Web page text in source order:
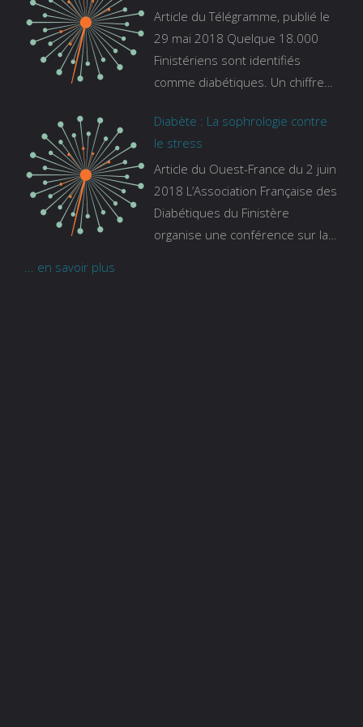
Sophrologie
et
Sylvothérapie
Dimanche
27
Février »
ons/les-experts/breizh-izel/vos-
questions-sur-le-sommeil
Article du Télégramme, publié le
29 mai 2018 Quelque 18.000
Finistériens sont identifiés
comme diabétiques. Un chiffre
tous ceux qui s’ignorent. « C’est
une pathologie qui continue à
augmenter, souligne Gaïanne
Gazeau, directrice adjointe de la
Caisse primaire d’assurance-
maladie. C’est aussi une
Diabète : La sophrologie contre
le stress
Article du Ouest-France du 2 juin
2018 L’Association Française des
Diabétiques du Finistère
organise une conférence sur la
... en savoir plus